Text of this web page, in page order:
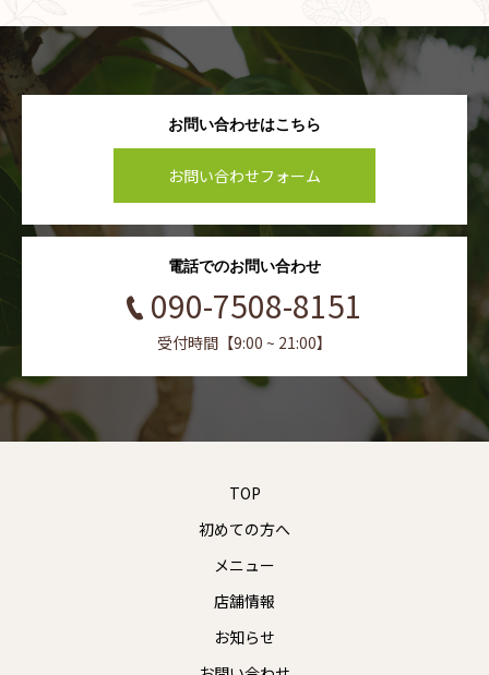
お問い合わせはこちら
お問い合わせフォーム
電話でのお問い合わせ
090-7508-8151
受付時間【9:00 ~ 21:00】
TOP
初めての方へ
メニュー
店舗情報
お知らせ